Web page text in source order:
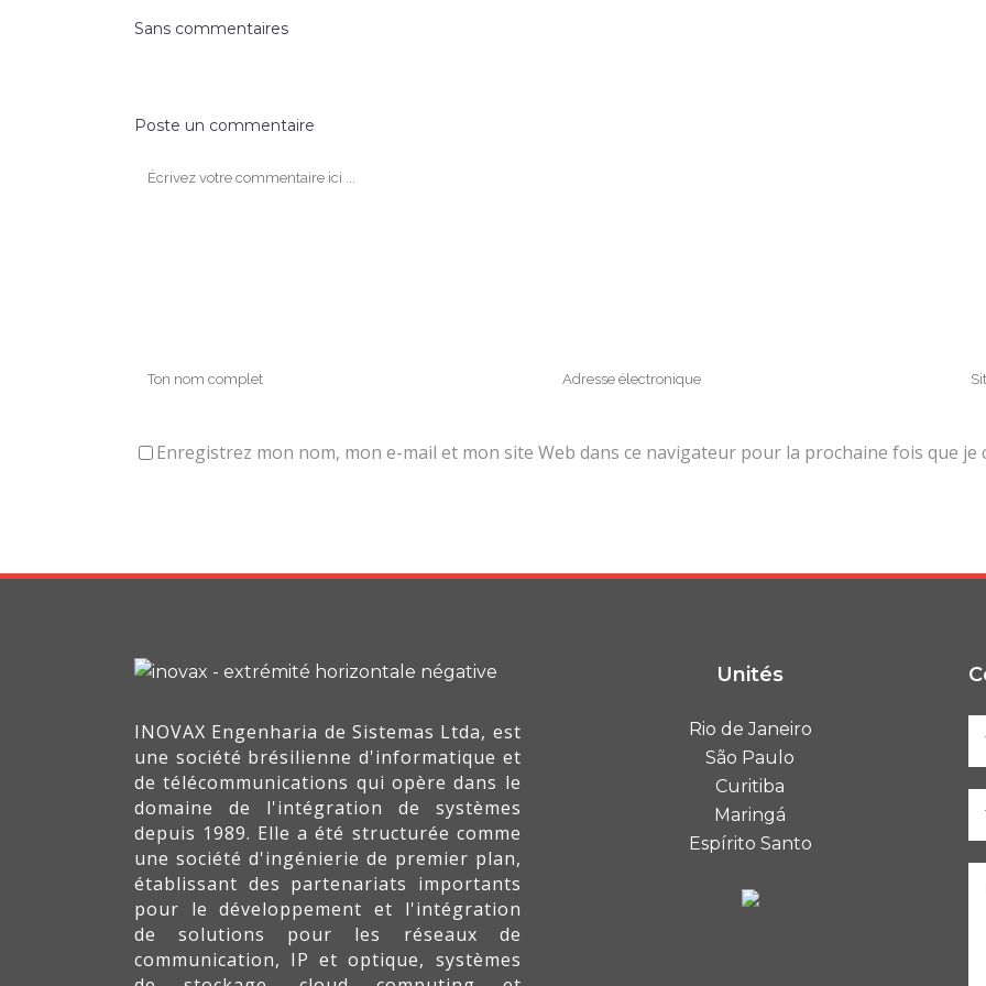
Sans commentaires
Poste un commentaire
Enregistrez mon nom, mon e-mail et mon site Web dans ce navigateur pour la prochaine fois que je
INOVAX Engenharia de Sistemas Ltda, est
une société brésilienne d'informatique et
de télécommunications qui opère dans le
domaine de l'intégration de systèmes
depuis 1989. Elle a été structurée comme
une société d'ingénierie de premier plan,
établissant des partenariats importants
pour le développement et l'intégration
de solutions pour les réseaux de
communication, IP et optique, systèmes
Unités
Rio de Janeiro
São Paulo
Curitiba
Maringá
Espírito Santo